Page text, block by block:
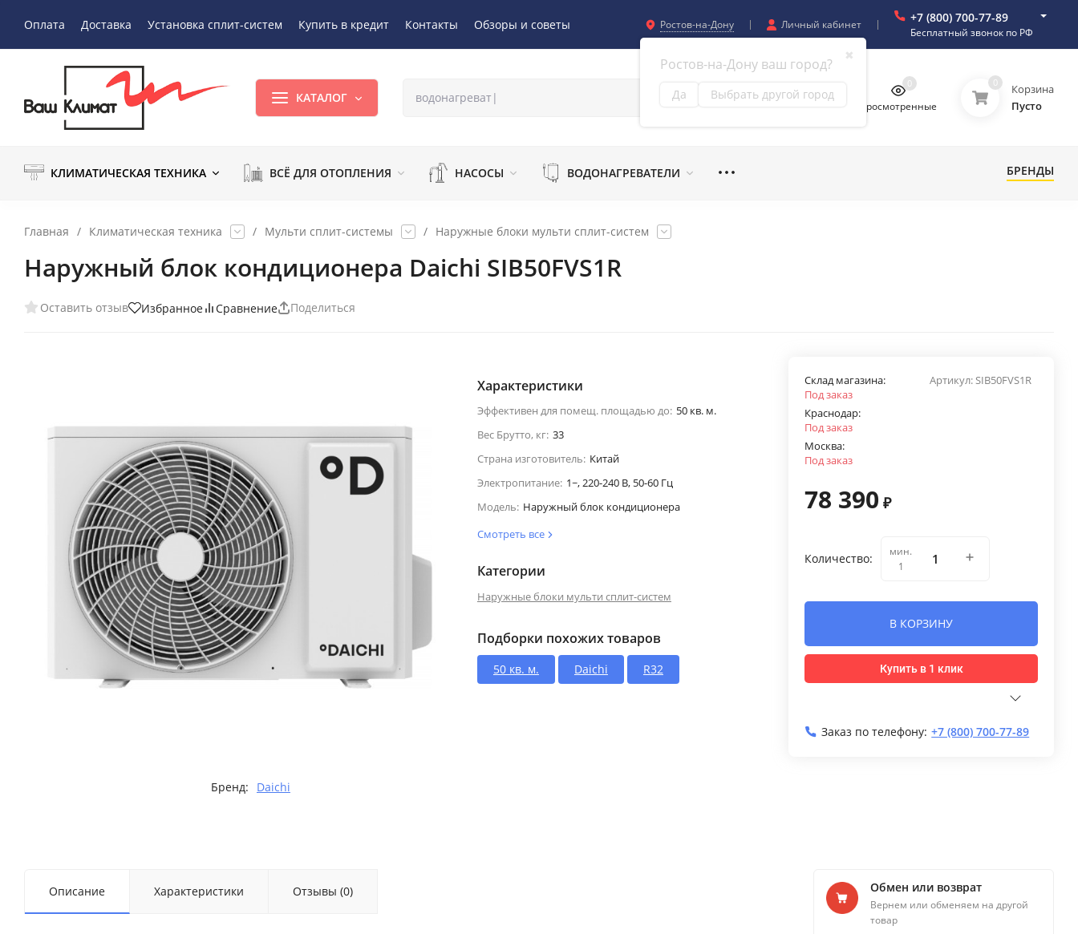
Оплата Доставка Установка сплит-систем Купить в кредит Контакты Обзоры и советы Ростов-на-Дону
✖
Ростов-на-Дону ваш город?
Да Выбрать другой город
Личный кабинет +7 (800) 700-77-89
Бесплатный звонок по РФ
КАТАЛОГ
Просмотренные
0 0
Корзина
Пусто
КЛИМАТИЧЕСКАЯ ТЕХНИКА ВСЁ ДЛЯ ОТОПЛЕНИЯ НАСОСЫ ВОДОНАГРЕВАТЕЛИ БРЕНДЫ
Главная / Климатическая техника / Мульти сплит-системы / Наружные блоки мульти сплит-систем
Наружный блок кондиционера Daichi SIB50FVS1R
Оставить отзыв Избранное Сравнение Поделиться
Бренд: Daichi
Характеристики
Эффективен для помещ. площадью до: 50 кв. м.
Вес Брутто, кг: 33
Страна изготовитель: Китай
Электропитание: 1~, 220-240 В, 50-60 Гц
Модель: Наружный блок кондиционера
Смотреть все
Категории
Наружные блоки мульти сплит-систем
Подборки похожих товаров
50 кв. м. Daichi R32
Артикул:SIB50FVS1R
Склад магазина:
Под заказ
Краснодар:
Под заказ
Москва:
Под заказ
78 390 ₽
Количество:
мин.
1
В КОРЗИНУ
Купить в 1 клик
Заказ по телефону: +7 (800) 700-77-89
Описание Характеристики Отзывы (0) Обмен или возврат
Вернем или обменяем на другой
товар